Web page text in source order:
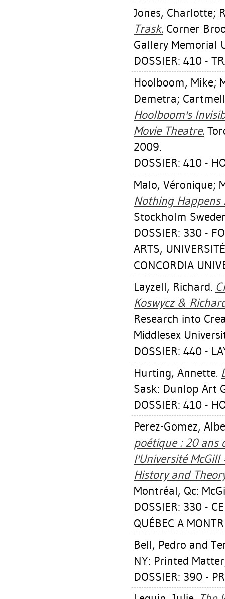
Jones, Charlotte;
Trask. Corner
Gallery Memorial
DOSSIER: 410 -
Hoolboom, Mike;
Demetra;
Hoolboom's
Movie Theatre.
2009.
DOSSIER: 410 -
Malo, Véronique;
Nothing Happens
Stockholm
DOSSIER: 330 -
ARTS,
CONCORDIA
Layzell, Richard.
Koswycz &
Research into
Middlesex
DOSSIER: 440 -
Hurting, Annette.
Sask: Dunlop Art
DOSSIER: 410 -
Perez-Gomez,
poétique : 20 ans
l'Université McGill
History and
Montréal, Qc:
DOSSIER: 330 -
QUÉBEC A
Bell, Pedro and
NY: Printed
DOSSIER: 390 -